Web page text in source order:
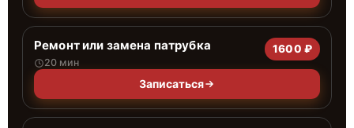
Ремонт или замена патрубка
20 мин
1600 ₽
Записаться